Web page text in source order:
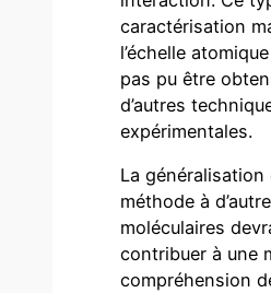
caractérisation
l’échelle
pas pu être
d’autres
expérimentales.
La généralisation
méthode à
moléculaires
contribuer à une
compréhension